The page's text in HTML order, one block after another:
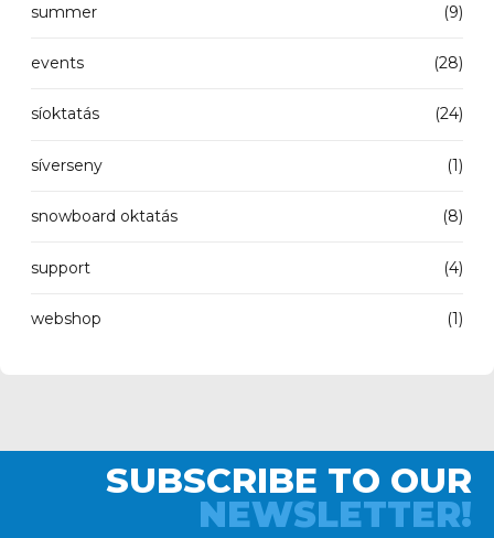
summer (9)
events (28)
síoktatás (24)
síverseny (1)
snowboard oktatás (8)
support (4)
webshop (1)
SUBSCRIBE TO OUR
NEWSLETTER!